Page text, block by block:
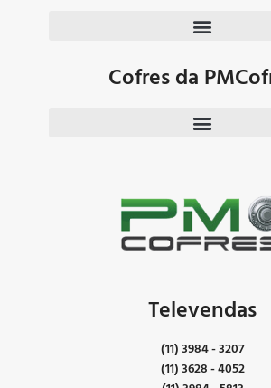
Cofres da
Televendas
(11) 3984 - 3207
(11) 3628 - 4052